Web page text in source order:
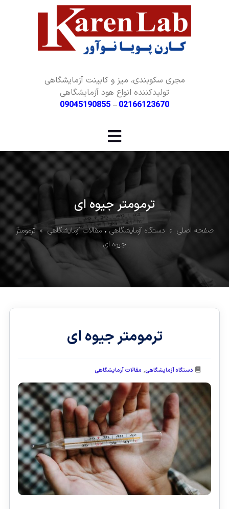
مجری سکوبندی، میز و کابینت آزمایشگاهی
تولیدکننده انواع هود آزمایشگاهی
02166123670
–
09045190855
ترمومتر جیوه‌ ای
صفحه اصلی »دستگاه آزمایشگاهی•مقالات آزمایشگاهی» ترمومتر
جیوه‌ ای
ترمومتر جیوه‌ ای
دستگاه آزمایشگاهی, مقالات آزمایشگاهی